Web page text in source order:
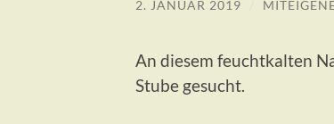
2. JANUAR 2019
An diesem feuchtkalten
Stube gesucht.